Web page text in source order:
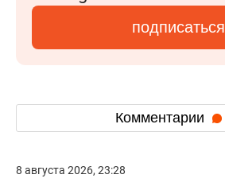
подписаться
Комментарии
8 августа 2026, 23:28